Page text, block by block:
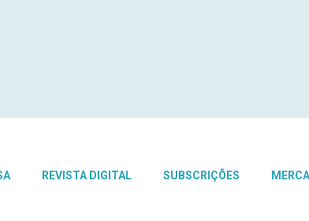
REVISTA DIGITAL SUBSCRIÇÕES